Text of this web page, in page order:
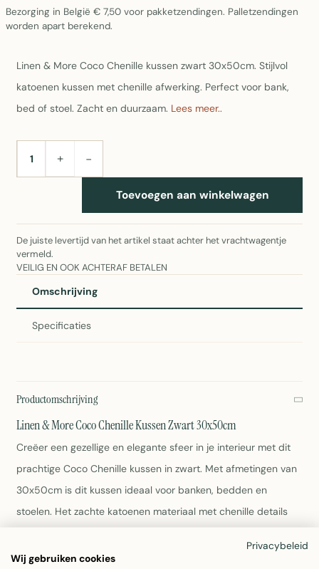
Bezorging in België € 7,50 voor pakketzendingen. Palletzendingen
worden apart berekend.
Linen & More Coco Chenille kussen zwart 30x50cm. Stijlvol
katoenen kussen met chenille afwerking. Perfect voor bank,
bed of stoel. Zacht en duurzaam. Lees meer..
AANTAL+ −
Toevoegen aan winkelwagen
De juiste levertijd van het artikel staat achter het vrachtwagentje
vermeld.
VEILIG EN OOK ACHTERAF BETALEN
Omschrijving
Specificaties
Productomschrijving
Linen & More Coco Chenille Kussen Zwart 30x50cm
Creëer een gezellige en elegante sfeer in je interieur met dit
prachtige Coco Chenille kussen in zwart. Met afmetingen van
30x50cm is dit kussen ideaal voor banken, bedden en
stoelen. Het zachte katoenen materiaal met chenille details
Privacybeleid
Wij gebruiken cookies